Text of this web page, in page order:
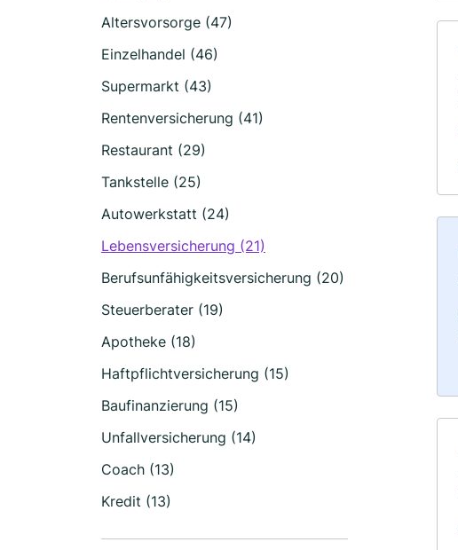
Altersvorsorge (47)
Einzelhandel (46)
Supermarkt (43)
Rentenversicherung (41)
Restaurant (29)
Tankstelle (25)
Autowerkstatt (24)
Lebensversicherung (21)
Berufsunfähigkeitsversicherung (20)
Steuerberater (19)
Apotheke (18)
Haftpflichtversicherung (15)
Baufinanzierung (15)
Unfallversicherung (14)
Coach (13)
Kredit (13)